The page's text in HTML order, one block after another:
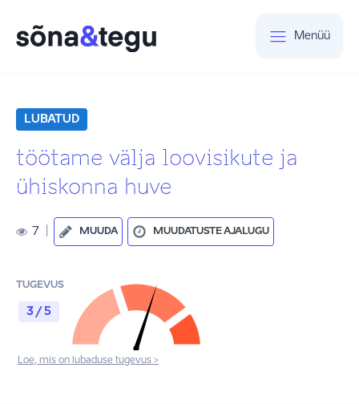
Menüü
LUBATUD
töötame välja loovisikute ja
ühiskonna huve
7 MUUDA MUUDATUSTE AJALUGU
TUGEVUS
3 / 5
Loe, mis on lubaduse tugevus >